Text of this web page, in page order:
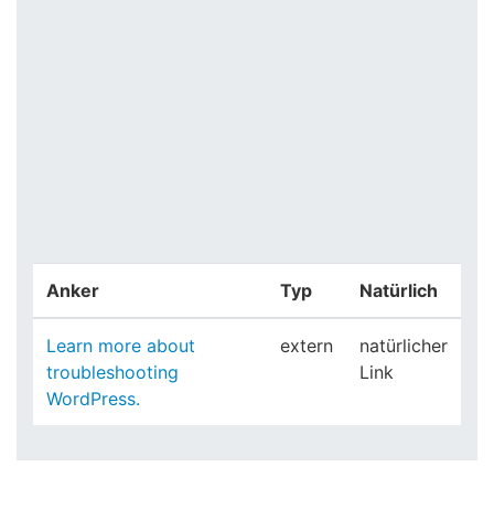
Anker Typ Natürlich
Learn more about
troubleshooting
WordPress.
extern
natürlicher
Link